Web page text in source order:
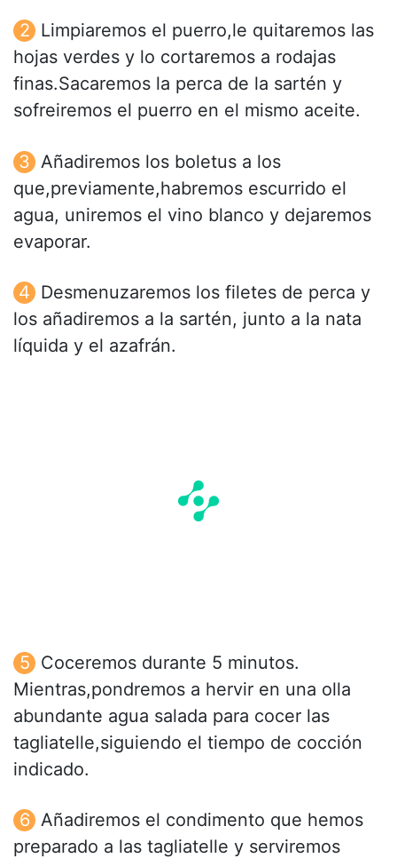
Limpiaremos el puerro,le quitaremos las
hojas verdes y lo cortaremos a rodajas
finas.Sacaremos la perca de la sartén y
sofreiremos el puerro en el mismo aceite.
Añadiremos los boletus a los
que,previamente,habremos escurrido el
agua, uniremos el vino blanco y dejaremos
evaporar.
Desmenuzaremos los filetes de perca y
los añadiremos a la sartén, junto a la nata
líquida y el azafrán.
Coceremos durante 5 minutos.
Mientras,pondremos a hervir en una olla
abundante agua salada para cocer las
tagliatelle,siguiendo el tiempo de cocción
indicado.
Añadiremos el condimento que hemos
preparado a las tagliatelle y serviremos